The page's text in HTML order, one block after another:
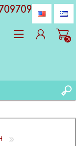
(0)